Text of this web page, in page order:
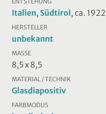
Italien, Südtirol, ca. 1922
HERSTELLER
unbekannt
MASSE
8,5 x 8,5
MATERIAL / TECHNIK
Glasdiapositiv
FARBMODUS